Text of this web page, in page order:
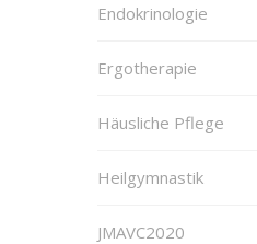
Endokrinologie
Ergotherapie
Häusliche Pflege
Heilgymnastik
JMAVC2020